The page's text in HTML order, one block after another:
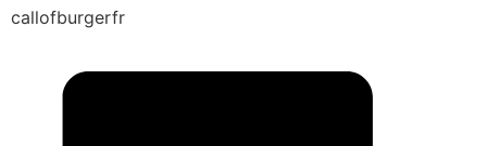
callofburgerfr